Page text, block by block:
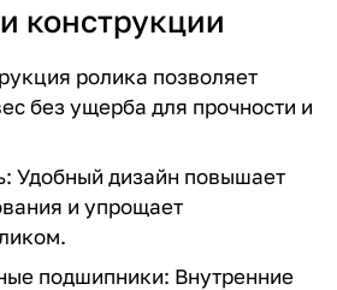
конструкции
ролика позволяет
без ущерба для прочности и
Удобный дизайн повышает
и упрощает
подшипники: Внутренние